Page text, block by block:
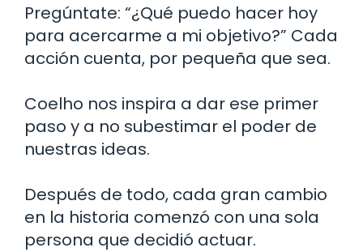
Pregúntate: “¿Qué puedo hacer hoy
para acercarme a mi objetivo?” Cada
acción cuenta, por pequeña que sea.
Coelho nos inspira a dar ese primer
paso y a no subestimar el poder de
nuestras ideas.
Después de todo, cada gran cambio
en la historia comenzó con una sola
persona que decidió actuar.